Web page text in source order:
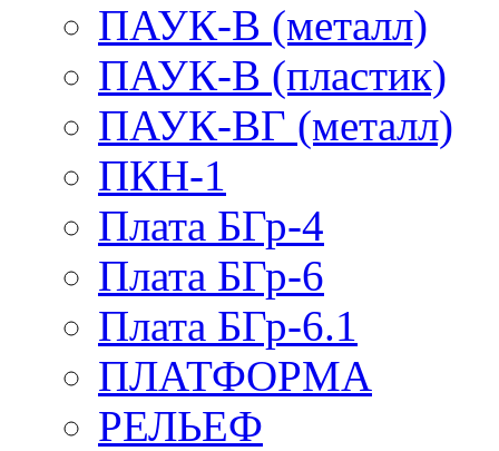
ПАУК-В (металл)
ПАУК-В (пластик)
ПАУК-ВГ (металл)
ПКН-1
Плата БГр-4
Плата БГр-6
Плата БГр-6.1
ПЛАТФОРМА
РЕЛЬЕФ